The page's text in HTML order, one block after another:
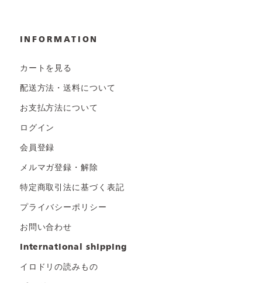
INFORMATION
カートを見る
配送方法・送料について
お支払方法について
ログイン
会員登録
メルマガ登録・解除
特定商取引法に基づく表記
プライバシーポリシー
お問い合わせ
international shipping
イロドリの読みもの